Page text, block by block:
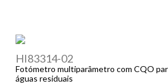
HI83314-02
Fotómetro multiparâmetro com CQO
águas residuais